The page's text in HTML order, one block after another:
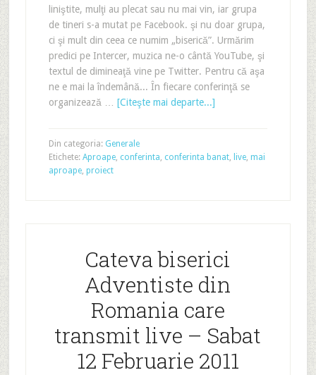
liniştite, mulţi au plecat sau nu mai vin, iar grupa
de tineri s-a mutat pe Facebook. şi nu doar grupa,
ci şi mult din ceea ce numim „biserică”. Urmărim
predici pe Intercer, muzica ne-o cântă YouTube, şi
textul de dimineaţă vine pe Twitter. Pentru că aşa
ne e mai la îndemână... În fiecare conferinţă se
organizează … [Citeşte mai departe...]
Din categoria: Generale
Etichete: Aproape, conferinta, conferinta banat, live, mai
aproape, proiect
Cateva biserici
Adventiste din
Romania care
transmit live – Sabat
12 Februarie 2011